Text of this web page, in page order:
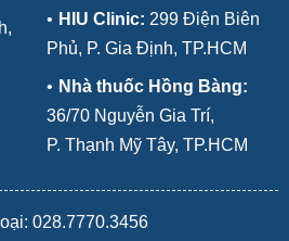
• HIU Clinic: 299 Điện Biên
Phủ, P. Gia Định, TP.HCM
• Nhà thuốc Hồng Bàng:
36/70 Nguyễn Gia Trí,
P. Thạnh Mỹ Tây, TP.HCM
028.7770.3456